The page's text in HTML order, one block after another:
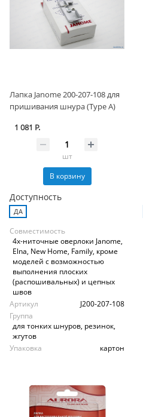
Лапка Janome 200-207-108 для
пришивания шнура (Type A)
1 081 Р.
шт
В корзину
Доступность
ДА
Совместимость
4х-ниточные оверлоки Janome,
Elna, New Home, Family, кроме
моделей с возможностью
выполнения плоских
(распошивальных) и цепных
швов
Артикул
J200-207-108
Группа
для тонких шнуров, резинок,
жгутов
Упаковка
картон